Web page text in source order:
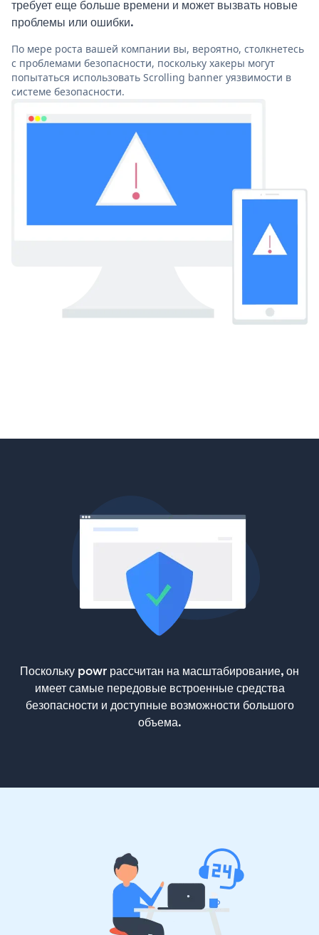
требует еще больше времени и может вызвать новые
проблемы или ошибки.
По мере роста вашей компании вы, вероятно, столкнетесь
с проблемами безопасности, поскольку хакеры могут
попытаться использовать Scrolling banner уязвимости в
системе безопасности.
Поскольку powr рассчитан на масштабирование, он
имеет самые передовые встроенные средства
безопасности и доступные возможности большого
объема.